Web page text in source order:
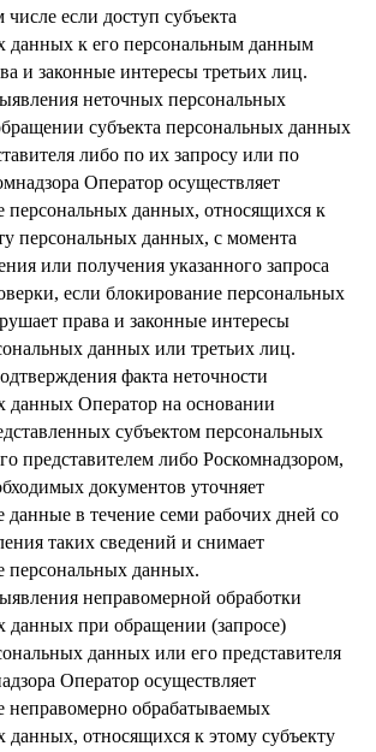
если доступ субъекта
данных к его персональным данным
и законные интересы третьих лиц.
неточных персональных
субъекта персональных данных
либо по их запросу или по
Оператор осуществляет
персональных данных, относящихся к
персональных данных, с момента
или получения указанного запроса
если блокирование персональных
права и законные интересы
данных или третьих лиц.
факта неточности
данных Оператор на основании
субъектом персональных
представителем либо Роскомнадзором,
документов уточняет
данные в течение семи рабочих дней со
таких сведений и снимает
персональных данных.
неправомерной обработки
данных при обращении (запросе)
данных или его представителя
Оператор осуществляет
неправомерно обрабатываемых
данных, относящихся к этому субъекту